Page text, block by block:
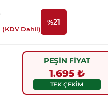
%21
İndirim
(KDV Dahil)
PEŞİN FİYAT
1.695 ₺
TEK ÇEKİM